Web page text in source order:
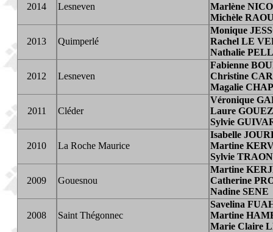
2014 Lesneven
Marlène
Michèle
2013 Quimperlé
Monique
Rachel LE
Nathalie
2012 Lesneven
Fabienne
Christine
Magalie
2011 Cléder
Véronique
Laure
Sylvie
2010 La Roche Maurice
Isabelle
Martine
Sylvie TRAON
2009 Gouesnou
Martine
Catherine
Nadine SENE
2008 Saint Thégonnec
Savelina
Martine
Marie Claire